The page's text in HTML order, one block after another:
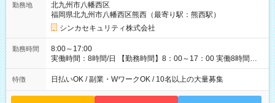
以上の社員に月1万円 ※有給休暇を除く ◆ファミリーサポート
あり ┗障害をもつ子を育てる社員に月1万円 ◆チャイルドサポー
トプランあり ┗自身/妻が不妊治療をしている社員に対し、 特
別休暇と治療費の補助 【試用期間】試用期間あり 試用期間の長
さ：3ヶ月 雇用形態、給与は本採用時と同じです。
勤務地
北九州市八幡西区
福岡県北九州市八幡西区熊西（最寄り駅：熊西駅）
シンカセキュリティ株式会社
勤務時間
8:00～17:00
実働時間：8時間/日 【勤務時間】8：00～17：00 実働8時間／
休憩1時間 ☆週2日～勤務OK！ ☆残業少なめ（月平均1～5時
間） 3か月以内の短期間勤務もOK★ ＊週4日以上働ける方のみ
特徴 日払いOK / 副業・WワークOK / 10名以上の大量募集